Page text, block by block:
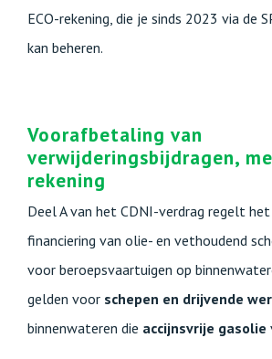
ECO-rekening, die je sinds 2023 via de
kan beheren.
Voorafbetaling van
verwijderingsbijdragen,
rekening
Deel A van het CDNI-verdrag regelt het
financiering van olie- en vethoudend
voor beroepsvaartuigen op
gelden voor schepen en drijvende
binnenwateren die accijnsvrije gasolie